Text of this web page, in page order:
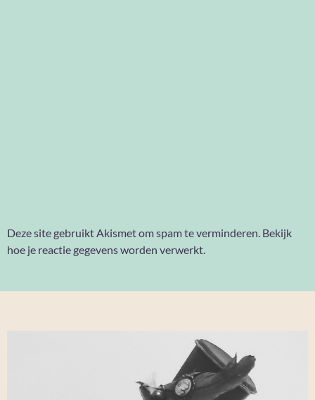
Deze site gebruikt Akismet om spam te verminderen. Bekijk
hoe je reactie gegevens worden verwerkt